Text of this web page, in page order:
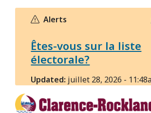
Aller
principal
Alerts
Êtes-vous sur la liste
électorale?
Updated: juillet 28, 2026 -